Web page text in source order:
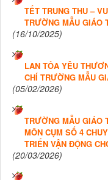
TẾT TRUNG THU –
TRƯỜNG MẪU GIÁO
(16/10/2025)
LAN TỎA YÊU
CHÍ TRƯỜNG MẪU
(05/02/2026)
TRƯỜNG MẪU GIÁO
MÔN CỤM SỐ 4
TRIỂN VẬN ĐỘNG
(20/03/2026)